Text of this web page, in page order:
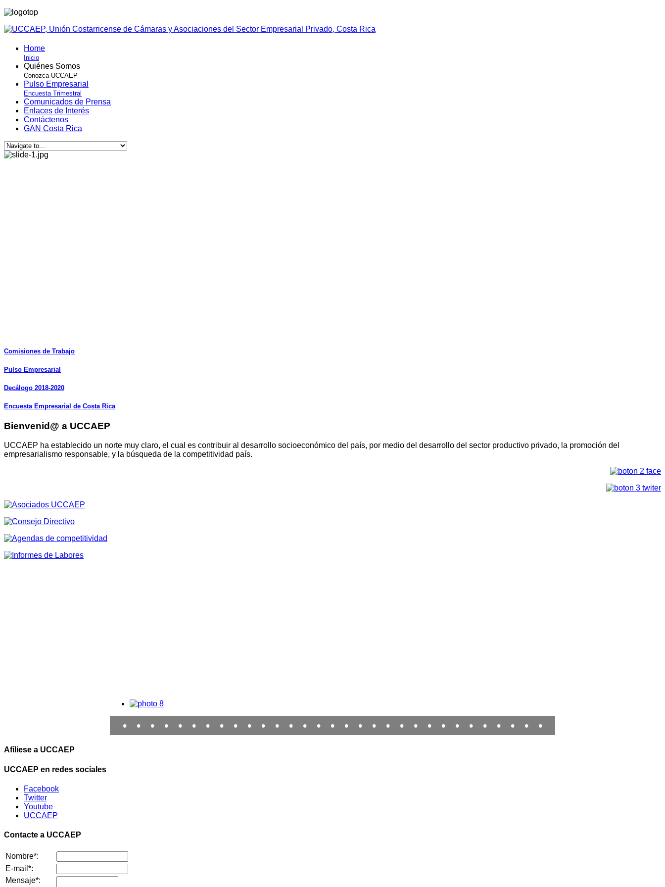
Home
Inicio
Quiénes Somos
Conozca UCCAEP
Pulso Empresarial
Encuesta Trimestral
Comunicados de Prensa
Enlaces de Interés
Contáctenos
GAN Costa Rica
Comisiones de Trabajo
Pulso Empresarial
Decálogo 2018-2020
Encuesta Empresarial de Costa Rica
Bienvenid@ a UCCAEP
UCCAEP ha establecido un norte muy claro, el cual es contribuir al desarrollo socioeconómico del país, por medio del desarrollo del sector productivo privado, la promoción del
empresarialismo responsable, y la búsqueda de la competitividad país.
• • • • • • • • • • • • • • • • • • • • • • • • • • • • • • •
Afíliese a UCCAEP
UCCAEP en redes sociales
Facebook
Twitter
Youtube
UCCAEP
Contacte a UCCAEP
Nombre*:
E-mail*:
Mensaje*: